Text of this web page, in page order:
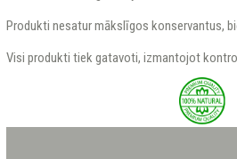
Produkti nesatur mākslīgos konservantus,
Visi produkti tiek gatavoti, izmantojot